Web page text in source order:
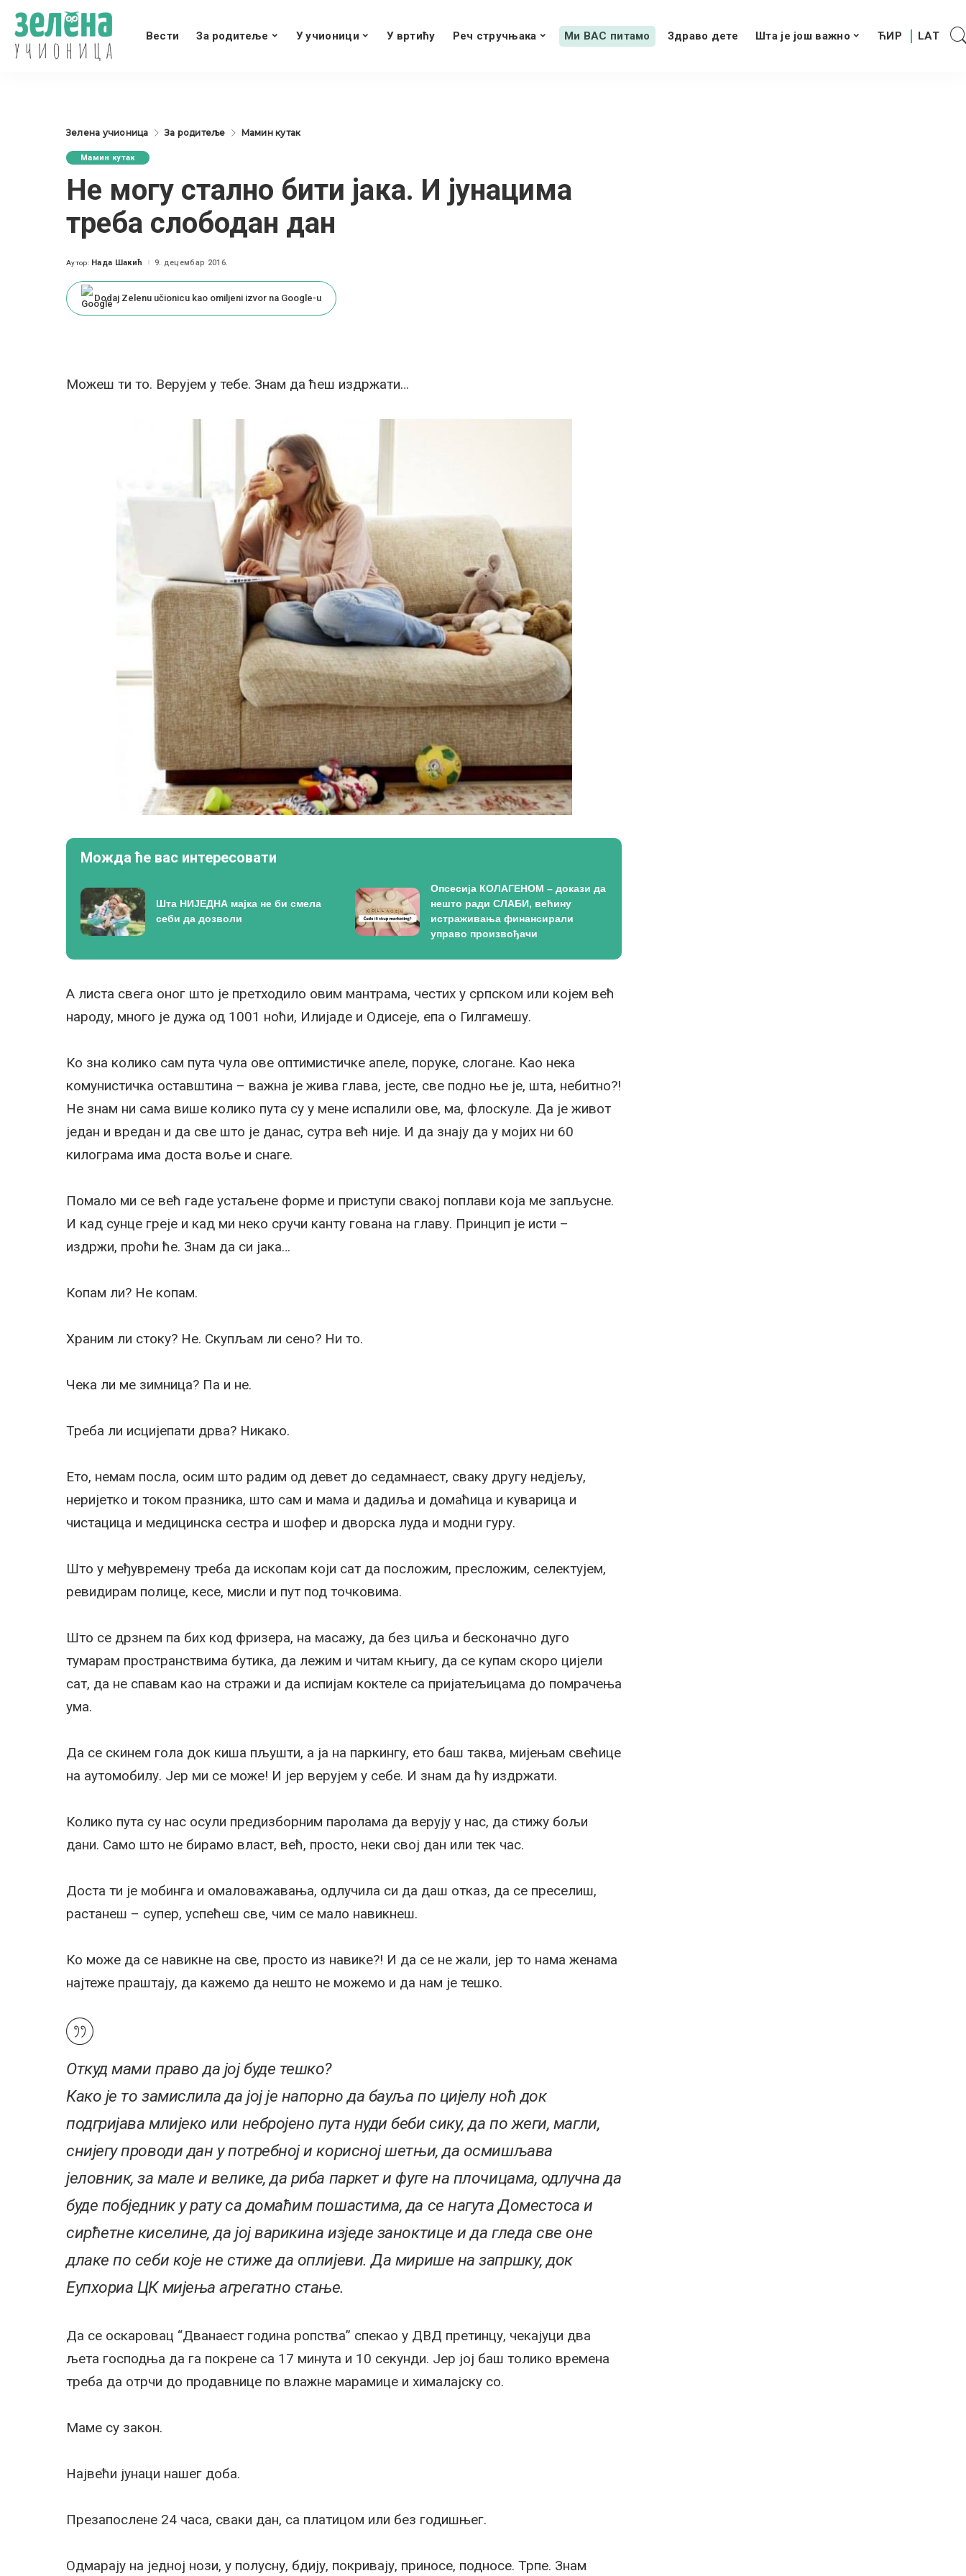
Вести За родитеље У учионици У вртићу Реч стручњака Ми ВАС питамо Здраво дете Шта је још важно
Зелена учионица За родитеље Мамин кутак
Мамин кутак
Не могу стално бити јака. И јунацима
треба слободан дан
Posted
Аутор: Нада Шакић 9. децембар 2016.
Dodaj Zelenu učionicu kao omiljeni izvor na Google-u
Можеш ти то. Верујем у тебе. Знам да ћеш издржати…
Можда ће вас интересовати
Шта НИЈЕДНА мајка не би смела
себи да дозволи
Опсесија КОЛАГЕНОМ – докази да
нешто ради СЛАБИ, већину
истраживања финансирали
управо произвођачи
А листа свега оног што је претходило овим мантрама, честих у српском или којем већ
народу, много је дужа од 1001 ноћи, Илијаде и Одисеје, епа о Гилгамешу.
Ко зна колико сам пута чула ове оптимистичке апеле, поруке, слогане. Као нека
комунистичка оставштина – важна је жива глава, јесте, све подно ње је, шта, небитно?!
Не знам ни сама више колико пута су у мене испалили ове, ма, флоскуле. Да је живот
један и вредан и да све што је данас, сутра већ није. И да знају да у мојих ни 60
килограма има доста воље и снаге.
Помало ми се већ гаде устаљене форме и приступи свакој поплави која ме запљусне.
И кад сунце грeје и кад ми неко сручи канту гована на главу. Принцип је исти –
издржи, проћи ће. Знам да си јака…
Копам ли? Не копам.
Храним ли стоку? Не. Скупљам ли сено? Ни то.
Чека ли ме зимница? Па и не.
Треба ли исцијепати дрва? Никако.
Ето, немам посла, осим што радим од девет до седамнаест, сваку другу недјељу,
неријетко и током празника, што сам и мама и дадиља и домаћица и куварица и
чистацица и медицинска сестра и шофер и дворска луда и модни гуру.
Што у међувремену треба да ископам који сат да посложим, пресложим, селектујем,
ревидирам полице, кесе, мисли и пут под точковима.
Што се дрзнем па бих код фризера, на масажу, да без циља и бесконачно дуго
тумарам пространствима бутика, да лежим и читам књигу, да се купам скоро цијели
сат, да не спавам као на стражи и да испијам коктеле са пријатељицама до помрачења
ума.
Да се скинем гола док киша пљушти, а ја на паркингу, ето баш таква, мијењам свећице
на аутомобилу. Јер ми се може! И јер верујем у себе. И знам да ћу издржати.
Колико пута су нас осули предизборним паролама да верују у нас, да стижу бољи
дани. Само што не бирамо власт, већ, просто, неки свој дан или тек час.
Доста ти је мобинга и омаловажавања, одлучила си да даш отказ, да се преселиш,
растанеш – супер, успећеш све, чим се мало навикнеш.
Ко може да се навикне на све, просто из навике?! И да се не жали, јер то нама женама
најтеже праштају, да кажемо да нешто не можемо и да нам је тешко.
Откуд мами право да јој буде тешко?
Како је то замислила да јој је напорно да бауља по цијелу ноћ док
подгријава млијеко или небројено пута нуди беби сику, да по жеги, магли,
снијегу проводи дан у потребној и корисној шетњи, да осмишљава
јеловник, за мале и велике, да риба паркет и фуге на плочицама, одлучна да
буде побједник у рату са домаћим пошастима, да се нагута Доместоса и
сирћетне киселине, да јој варикина изједе заноктице и да гледа све оне
длаке по себи које не стиже да оплијеви. Да мирише на запршку, док
Еупхориа ЦК мијења агрегатно стање.
Да се оскаровац “Дванаест година ропства” спекао у ДВД претинцу, чекајуци два
љета господња да га покрене са 17 минута и 10 секунди. Јер јој баш толико времена
треба да отрчи до продавнице по влажне марамице и хималајску со.
Маме су закон.
Највећи јунаци нашег доба.
Презапослене 24 часа, сваки дан, са платицом или без годишњег.
Одмарају на једној нози, у полусну, бдију, покривају, приносе, подносе. Трпе. Знам